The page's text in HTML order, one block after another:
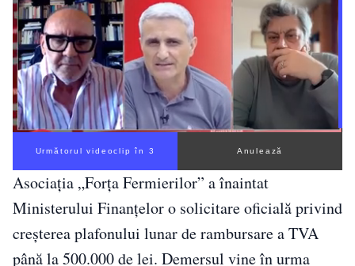
Următorul videoclip în 2 Anulează
Asociația „Forța Fermierilor” a înaintat
Ministerului Finanțelor o solicitare oficială privind
creșterea plafonului lunar de rambursare a TVA
până la 500.000 de lei. Demersul vine în urma